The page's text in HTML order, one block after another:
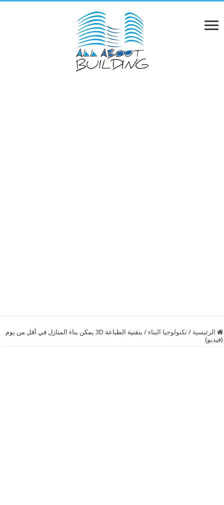
الرئيسية / تكنولوجيا البناء /
بتقنية الطباعة 3D يمكن بناء المنازل في أقل من يوم
(فيديو)